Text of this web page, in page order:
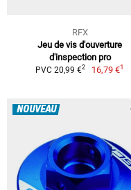
RFX
Jeu de vis d'ouverture
d'inspection pro
PVC 20,99 €2 16,79 €1
NOUVEAU